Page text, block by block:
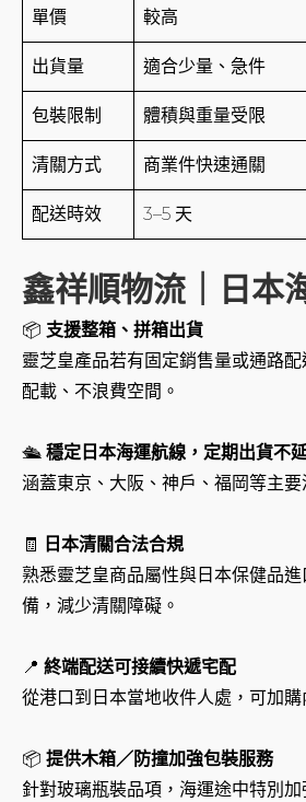
單價 較高
出貨量 適合少量、急件
包裝限制 體積與重量受限
清關方式 商業件快速通關
配送時效 3–5 天
鑫祥順物流｜日本
📦 支援整箱、拼箱出貨
靈芝皇產品若有固定銷售量或通路
配載、不浪費空間。
🛳️ 穩定日本海運航線，定期出貨不
涵蓋東京、大阪、神戶、福岡等主
🧾
日本清關合法合規
熟悉靈芝皇商品屬性與日本保健品
備，減少清關障礙。
📍 終端配送可接續快遞宅配
從港口到日本當地收件人處，可加
📦 提供木箱／防撞加強包裝服務
針對玻璃瓶裝品項，海運途中特別